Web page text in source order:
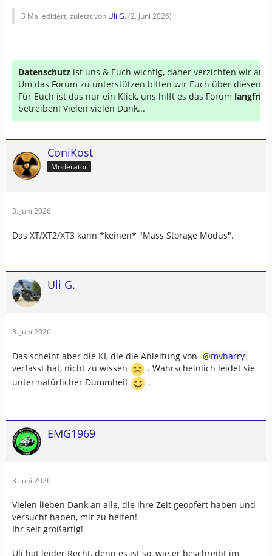
3 Mal editiert, zuletzt von Uli G.(2. Juni 2026)
Datenschutz ist uns & Euch wichtig, daher verzichten wir auf
Um das Forum zu unterstützen bitten wir Euch über diesen
Für Euch ist das nur ein Klick, uns hilft es das Forum
betreiben! Vielen vielen Dank...
ConiKost
Moderator
3. Juni 2026
Das XT/XT2/XT3 kann *keinen* "Mass Storage Modus".
Uli G.
3. Juni 2026
Das scheint aber die KI, die die Anleitung von
mvharry
verfasst hat, nicht zu wissen
. Wahrscheinlich leidet sie
unter natürlicher Dummheit
.
EMG1969
3. Juni 2026
Vielen lieben Dank an alle, die ihre Zeit geopfert haben und
versucht haben, mir zu helfen!
Ihr seit großartig!
Uli hat leider Recht, denn es ist so, wie er beschreibt im